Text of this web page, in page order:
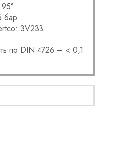
бар
3V233
по DIN 4726 – < 0,1